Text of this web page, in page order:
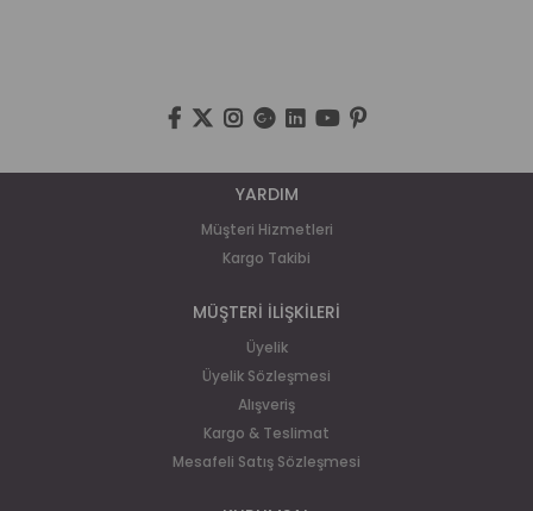
YARDIM
Müşteri Hizmetleri
Kargo Takibi
MÜŞTERİ İLİŞKİLERİ
Üyelik
Üyelik Sözleşmesi
Alışveriş
Kargo & Teslimat
Mesafeli Satış Sözleşmesi